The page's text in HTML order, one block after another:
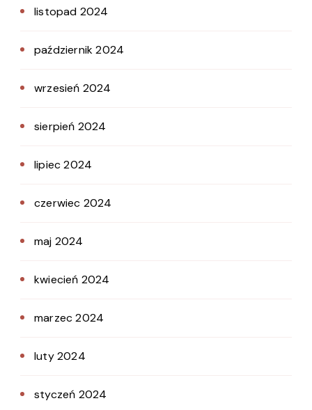
listopad 2024
październik 2024
wrzesień 2024
sierpień 2024
lipiec 2024
czerwiec 2024
maj 2024
kwiecień 2024
marzec 2024
luty 2024
styczeń 2024